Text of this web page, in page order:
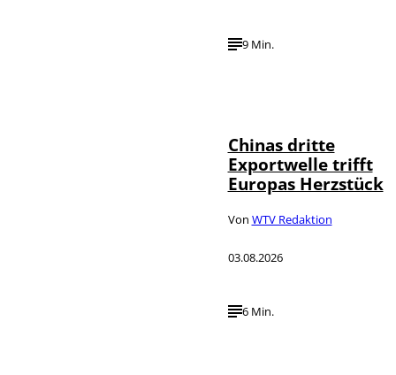
9 Min.
Chinas dritte
Exportwelle trifft
Europas Herzstück
Von WTV Redaktion
03.08.2026
6 Min.